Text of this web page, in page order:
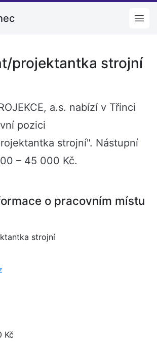
projektantka strojní
a.s. nabízí v Třinci
pozici
strojní". Nástupní
– 45 000 Kč.
o pracovním místu
strojní
Kč